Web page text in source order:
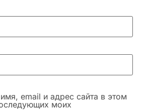
email и адрес сайта в этом
моих